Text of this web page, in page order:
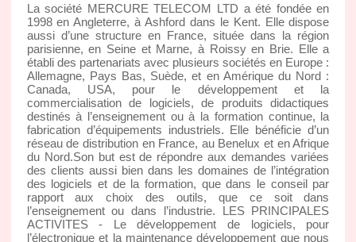
La société MERCURE TELECOM LTD a été fondée en
1998 en Angleterre, à Ashford dans le Kent. Elle dispose
aussi d’une structure en France, située dans la région
parisienne, en Seine et Marne, à Roissy en Brie. Elle a
établi des partenariats avec plusieurs sociétés en Europe :
Allemagne, Pays Bas, Suède, et en Amérique du Nord :
Canada, USA, pour le développement et la
commercialisation de logiciels, de produits didactiques
destinés à l’enseignement ou à la formation continue, la
fabrication d’équipements industriels. Elle bénéficie d’un
réseau de distribution en France, au Benelux et en Afrique
du Nord.Son but est de répondre aux demandes variées
des clients aussi bien dans les domaines de l’intégration
des logiciels et de la formation, que dans le conseil par
rapport aux choix des outils, que ce soit dans
l’enseignement ou dans l’industrie. LES PRINCIPALES
ACTIVITES - Le développement de logiciels, pour
l’électronique et la maintenance développement que nous